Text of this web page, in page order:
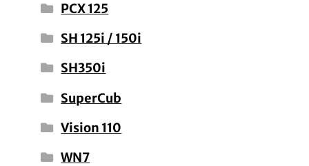
PCX 125
SH 125i / 150i
SH350i
SuperCub
Vision 110
WN7